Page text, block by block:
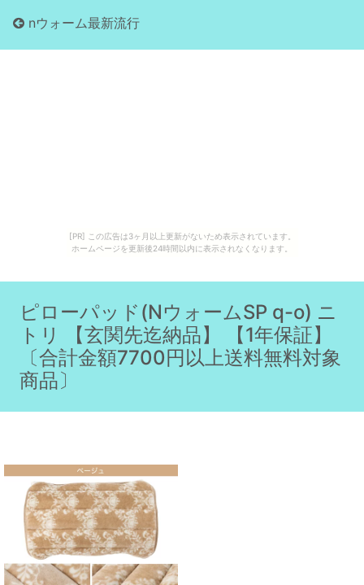
[PR] この広告は3ヶ月以上更新がないため表示されています。
ホームページを更新後24時間以内に表示されなくなります。
nウォーム最新流行
ピローパッド(NウォームSP q-o) ニ
トリ 【玄関先迄納品】 【1年保証】
〔合計金額7700円以上送料無料対象
商品〕